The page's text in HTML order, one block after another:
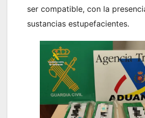
ser compatible, con la
sustancias estupefacientes.